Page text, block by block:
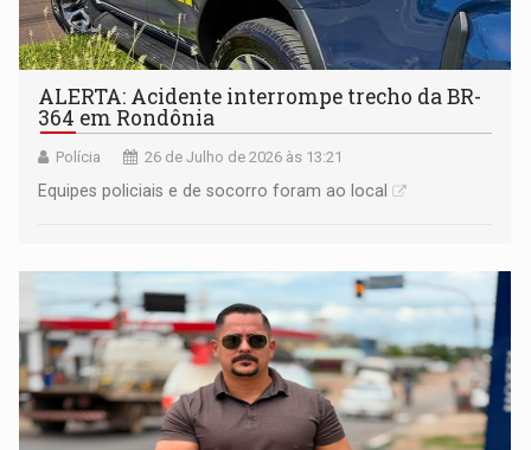
ALERTA: Acidente interrompe trecho da BR-
364 em Rondônia
Polícia 26 de Julho de 2026 às 13:21
Equipes policiais e de socorro foram ao local